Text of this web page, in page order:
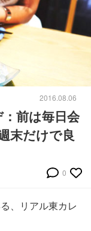
2016.08.06
前は毎日会
末だけで良
0
、リアル東カレ